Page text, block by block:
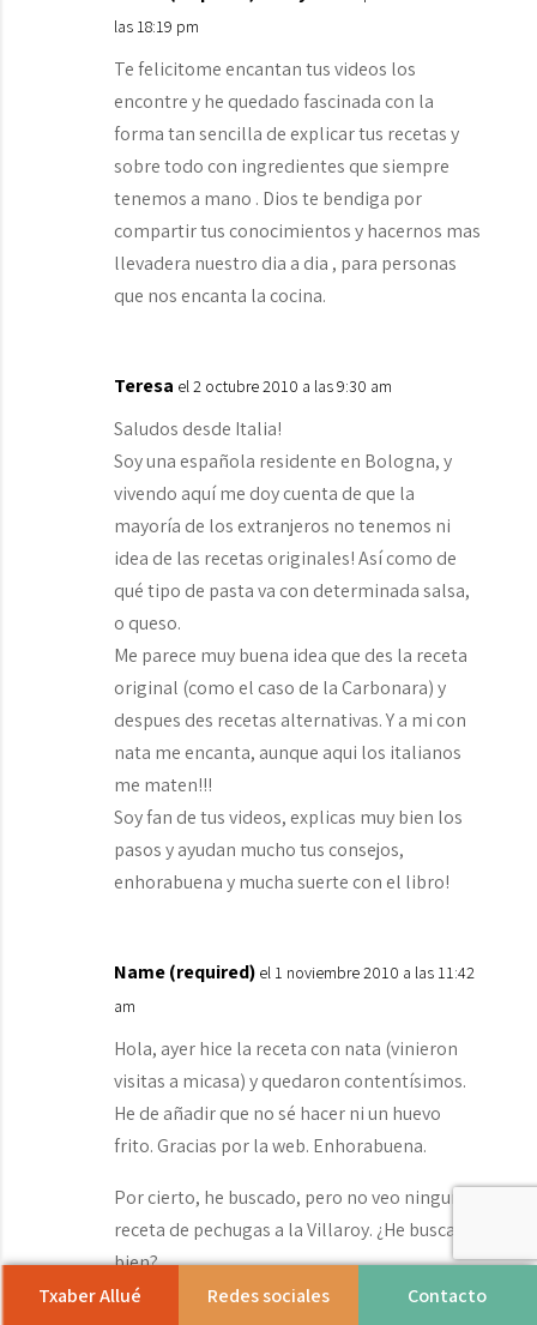
las 18:19 pm
Te felicitome encantan tus videos los
encontre y he quedado fascinada con la
forma tan sencilla de explicar tus recetas y
sobre todo con ingredientes que siempre
tenemos a mano . Dios te bendiga por
compartir tus conocimientos y hacernos mas
llevadera nuestro dia a dia , para personas
que nos encanta la cocina.
Teresa el 2 octubre 2010 a las 9:30 am
Saludos desde Italia!
Soy una española residente en Bologna, y
vivendo aquí me doy cuenta de que la
mayoría de los extranjeros no tenemos ni
idea de las recetas originales! Así como de
qué tipo de pasta va con determinada salsa,
o queso.
Me parece muy buena idea que des la receta
original (como el caso de la Carbonara) y
despues des recetas alternativas. Y a mi con
nata me encanta, aunque aqui los italianos
me maten!!!
Soy fan de tus videos, explicas muy bien los
pasos y ayudan mucho tus consejos,
enhorabuena y mucha suerte con el libro!
Name (required) el 1 noviembre 2010 a las 11:42
am
Hola, ayer hice la receta con nata (vinieron
visitas a micasa) y quedaron contentísimos.
He de añadir que no sé hacer ni un huevo
frito. Gracias por la web. Enhorabuena.
Por cierto, he buscado, pero no veo ninguna
receta de pechugas a la Villaroy. ¿He buscado
bien?
Txaber Allué
Redes sociales Contacto